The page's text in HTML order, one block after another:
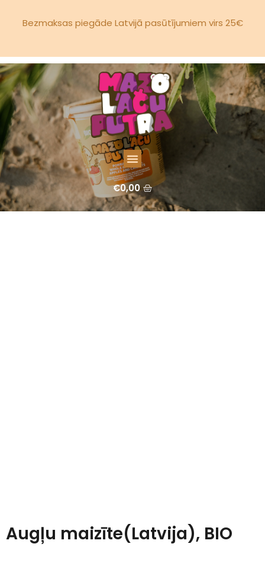
Bezmaksas piegāde Latvijā pasūtījumiem virs 25€
€0,00
Augļu maizīte(Latvija), BIO